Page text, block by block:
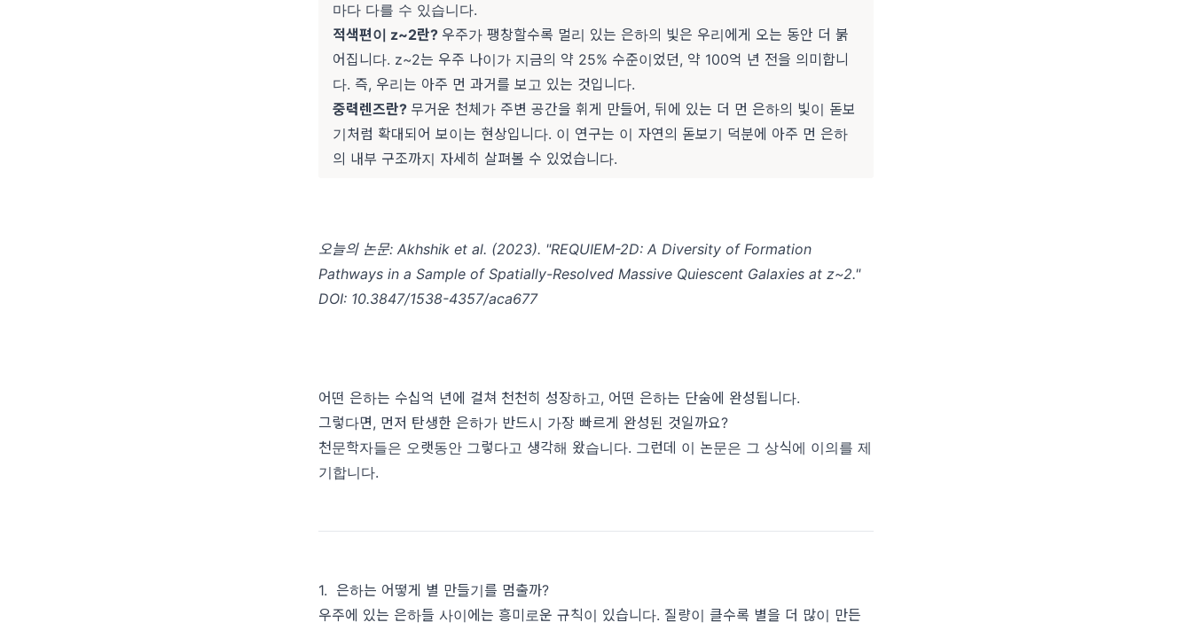
마다 다를 수 있습니다.
적색편이 z~2란? 우주가 팽창할수록 멀리 있는 은하의 빛은 우리에게 오는 동안 더 붉
어집니다. z~2는 우주 나이가 지금의 약 25% 수준이었던, 약 100억 년 전을 의미합니
다. 즉, 우리는 아주 먼 과거를 보고 있는 것입니다.
중력렌즈란? 무거운 천체가 주변 공간을 휘게 만들어, 뒤에 있는 더 먼 은하의 빛이 돋보
기처럼 확대되어 보이는 현상입니다. 이 연구는 이 자연의 돋보기 덕분에 아주 먼 은하
의 내부 구조까지 자세히 살펴볼 수 있었습니다.
오늘의 논문: Akhshik et al. (2023). "REQUIEM-2D: A Diversity of Formation
Pathways in a Sample of Spatially-Resolved Massive Quiescent Galaxies at z~2."
DOI: 10.3847/1538-4357/aca677
어떤 은하는 수십억 년에 걸쳐 천천히 성장하고, 어떤 은하는 단숨에 완성됩니다.
그렇다면, 먼저 탄생한 은하가 반드시 가장 빠르게 완성된 것일까요?
천문학자들은 오랫동안 그렇다고 생각해 왔습니다. 그런데 이 논문은 그 상식에 이의를 제
기합니다.
1. 은하는 어떻게 별 만들기를 멈출까?
우주에 있는 은하들 사이에는 흥미로운 규칙이 있습니다. 질량이 클수록 별을 더 많이 만든